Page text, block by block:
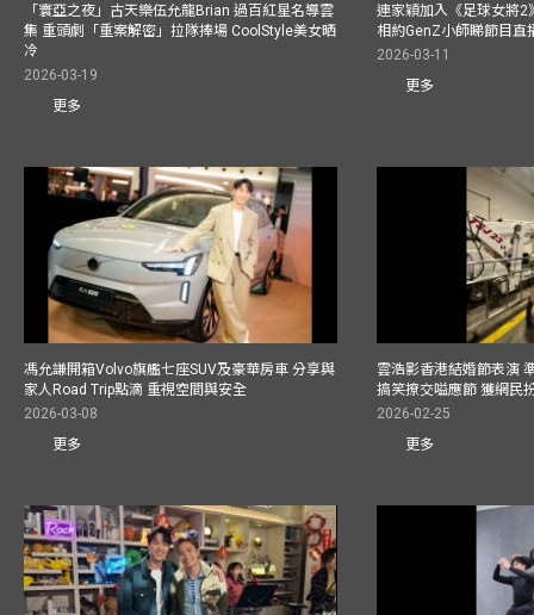
「寰亞之夜」古天樂伍允龍Brian 過百紅星名導雲
集 重頭劇「重案解密」拉隊捧場 CoolStyle美女晒
冷
2026-03-19
更多
連家穎加入《足球女將
相約GenZ小師睇節目直
2026-03-11
更多
馮允謙開箱Volvo旗艦七座SUV及豪華房車 分享與
家人Road Trip點滴 重視空間與安全
2026-03-08
更多
雲浩影香港結婚節表演
搞笑撩交嗌應節 獲網民
2026-02-25
更多